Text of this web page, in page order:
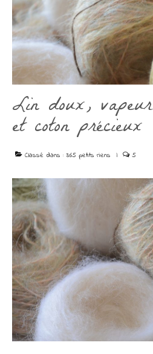
La Boutique
Archives
Découvrir
Lin doux,
et coton précieux
Classé dans : 365 petits riens | 5